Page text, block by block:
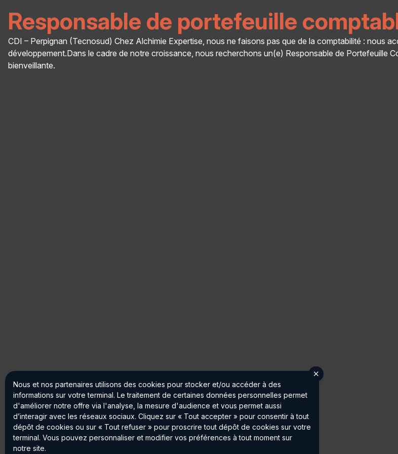
Responsable de portefeuille
CDI – Perpignan (Tecnosud) Chez Alchimie Expertise, nous ne faisons pas que de la comptabilité : nous
développement.Dans le cadre de notre croissance, nous recherchons un(e) Responsable de Portefeuille
bienveillante.
Nous et nos partenaires utilisons des cookies pour stocker et/ou accéder à des
informations sur votre terminal. Le traitement de certaines données personnelles permet
d'améliorer notre offre via l'analyse, la mesure d'audience et vous permet aussi
d’interagir avec les réseaux sociaux. Cliquez sur « Tout accepter » pour consentir à tout
dépôt de cookies ou sur « Tout refuser » pour proscrire tout dépôt de cookies sur votre
terminal. Vous pouvez personnaliser et modifier vos préférences à tout moment sur
notre site.